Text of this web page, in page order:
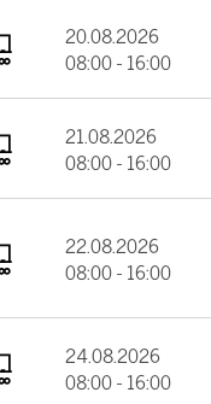
20.08.2026
08:00 - 16:00
21.08.2026
08:00 - 16:00
22.08.2026
08:00 - 16:00
24.08.2026
08:00 - 16:00